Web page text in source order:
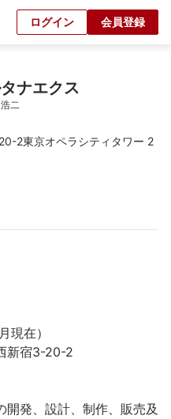
ログイン 会員登録
ナエクス
二
2東京オペラシティタワー 2
現在）
新宿3-20-2
開発、設計、制作、販売及